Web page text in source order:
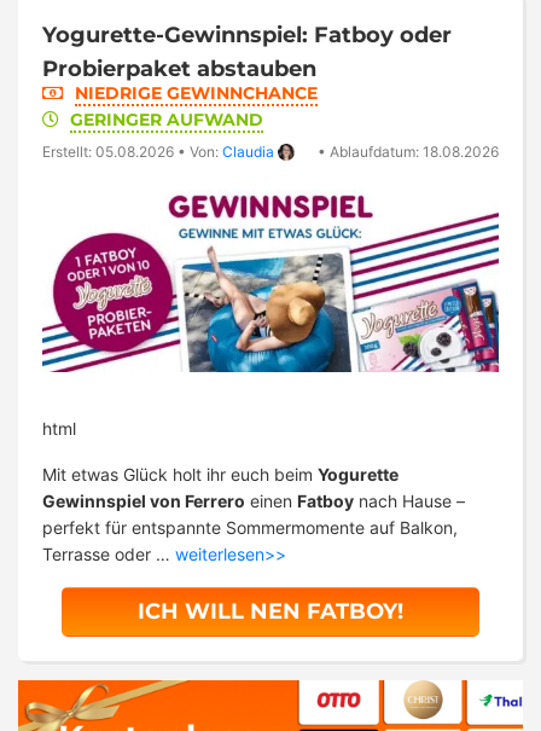
Yogurette-Gewinnspiel: Fatboy oder
Probierpaket abstauben
NIEDRIGE GEWINNCHANCE
GERINGER AUFWAND
Erstellt: 05.08.2026 • Von: Claudia • Ablaufdatum: 18.08.2026
html
Mit etwas Glück holt ihr euch beim Yogurette
Gewinnspiel von Ferrero einen Fatboy nach Hause –
perfekt für entspannte Sommermomente auf Balkon,
Terrasse oder … weiterlesen>>
ICH WILL NEN FATBOY!